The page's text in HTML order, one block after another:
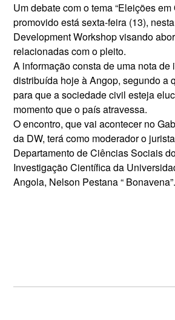
Um debate com o tema “Eleições em
promovido está sexta-feira (13),
Development Workshop visando
relacionadas com o pleito.
A informação consta de uma nota de
distribuída hoje à Angop, segundo a
para que a sociedade civil esteja
momento que o país atravessa.
O encontro, que vai acontecer no
da DW, terá como moderador o
Departamento de Ciências Sociais
Investigação Científica da
Angola, Nelson Pestana “ Bonavena”.